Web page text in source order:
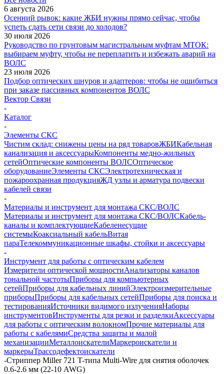
6 августа 2026
Осенний рывок: какие ЖБИ нужны прямо сейчас, чтобы
успеть сдать сети связи до холодов?
30 июля 2026
Руководство по грунтовым магистральным муфтам МТОК:
выбираем муфту, чтобы не переплатить и избежать аварий на
ВОЛС
23 июля 2026
Подбор оптических шнуров и адаптеров: чтобы не ошибиться
при заказе пассивных компонентов ВОЛС
Вектор Связи
-
Каталог
-
Элементы СКС
Чистим склад: снижены цены на ряд товаровЖБИКабельная
канализация и аксессуарыКомпоненты медно-жильных
сетейОптические компоненты ВОЛСОптическое
оборудованиеЭлементы СКСЭлектротехническая и
пожароохранная продукцияЖД узлы и арматура подвески
кабелей связи
-
Материалы и инструмент для монтажа СКС/ВОЛС
Материалы и инструмент для монтажа СКС/ВОЛСКабель-
каналы и комплектующиеКабеленесущие
системыКоаксиальный кабельВитая
параТелекоммуникационные шкафы, стойки и аксессуары
-
Инструмент для работы с оптическим кабелем
Измерители оптической мощностиАнализаторы каналов
тональной частотыПриборы для компьютерных
сетейПриборы для кабельных линийЭлектроизмерительные
приборыПриборы для кабельных сетейПриборы для поиска и
тестированияИсточники видимого излученияНаборы
инструментовИнструменты для резки и разделкиАксессуары
для работы с оптическим волокномПрочие материалы для
работы с кабелямиСредства защиты и малой
механизацииМеталлоискателиМаркероискатели и
маркерыТрассодефектоискатели
-Стриппер Miller 721 T-типа Multi-Wire для снятия оболочек
0.6-2.6 мм (22-10 AWG)